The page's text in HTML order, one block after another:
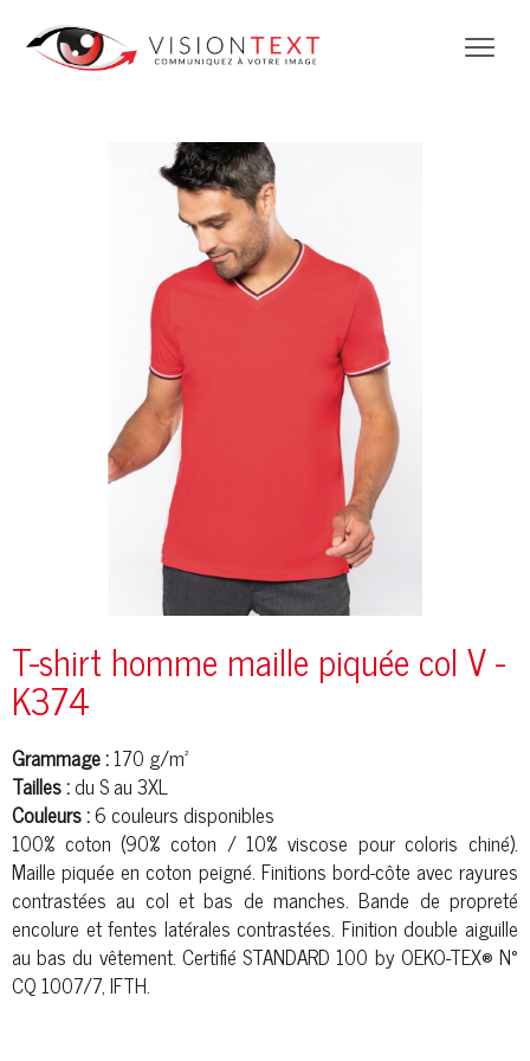
T-shirt homme maille piquée col V -
K374
Grammage :170 g/m²
Tailles :du S au 3XL
Couleurs :6 couleurs disponibles
100% coton (90% coton / 10% viscose pour coloris chiné).
Maillepiquée encoton peigné. Finitions bord-côte avec rayures
contrastées au col et bas de manches. Bande de propreté
encolure et fentes latérales contrastées. Finition double aiguille
au bas du vêtement. Certifié STANDARD 100 by OEKO-TEX® N°
CQ 1007/7, IFTH.